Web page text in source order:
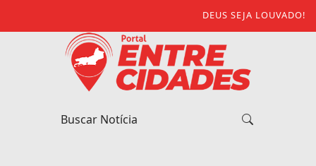
DEUS SEJA LOUVADO!